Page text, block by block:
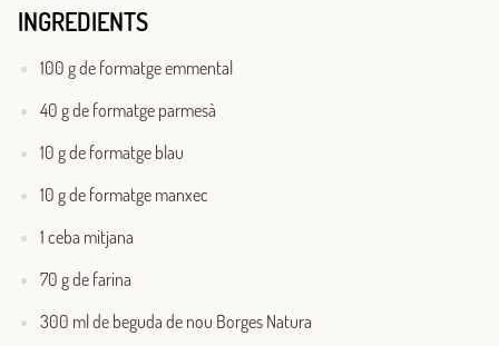
INGREDIENTS
100 g de formatge emmental
40 g de formatge parmesà
10 g de formatge blau
10 g de formatge manxec
1 ceba mitjana
70 g de farina
300 ml de beguda de nou Borges Natura